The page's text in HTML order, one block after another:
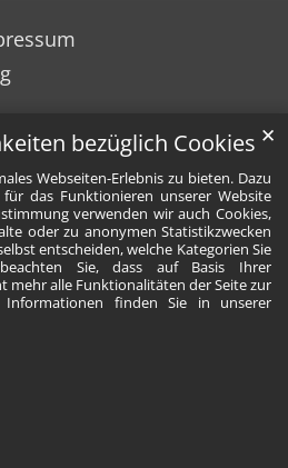
bezüglich Cookies
Webseiten-Erlebnis zu bieten. Dazu
das Funktionieren unserer Website
verwenden wir auch Cookies,
oder zu anonymen Statistikzwecken
entscheiden, welche Kategorien Sie
Sie, dass auf Basis Ihrer
mehr alle Funktionalitäten der Seite zur
Informationen finden Sie in unserer
✕